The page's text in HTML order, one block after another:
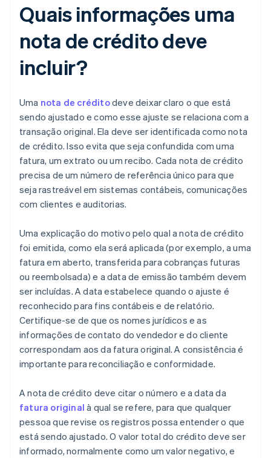
Quais informações uma
nota de crédito deve
incluir?
Uma nota de créditodeve deixar claro o que está
sendo ajustado e como esse ajuste se relaciona com a
transação original. Ela deve ser identificada como nota
de crédito. Isso evita que seja confundida com uma
fatura, um extrato ou um recibo. Cada nota de crédito
precisa de um número de referência único para que
seja rastreável em sistemas contábeis, comunicações
com clientes e auditorias.
Uma explicação do motivo pelo qual a nota de crédito
foi emitida, como ela será aplicada (por exemplo, a uma
fatura em aberto, transferida para cobranças futuras
ou reembolsada) e a data de emissão também devem
ser incluídas. A data estabelece quando o ajuste é
reconhecido para fins contábeis e de relatório.
Certifique-se de que os nomes jurídicos e as
informações de contato do vendedor e do cliente
correspondam aos da fatura original. A consistência é
importante para reconciliação e conformidade.
A nota de crédito deve citar o número e a data da
fatura original à qual se refere, para que qualquer
pessoa que revise os registros possa entender o que
está sendo ajustado. O valor total do crédito deve ser
informado, normalmente como um valor negativo, e